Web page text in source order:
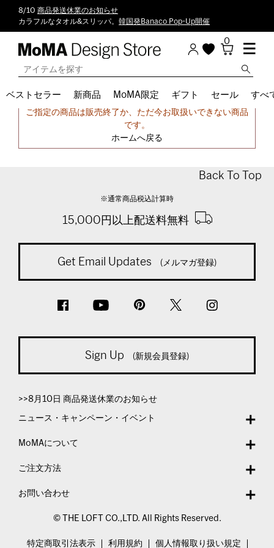
8/10 商品発送休業のお知らせ
カラフルなタオル&スリッパ。 韓国発Banaco Pop-Up開催
0
ベストセラー 新商品 MoMA限定 ギフト セール すべ
申し訳ございません。
ご指定の商品は販売終了か、ただ今お取扱いできない商品
です。
ホームへ戻る
Back To Top
※通常商品税込計算時
15,000円以上配送料無料
Get Email Updates (メルマガ登録)
Sign Up (新規会員登録)
>>8月10日 商品発送休業のお知らせ
ニュース・キャンペーン・イベント
MoMAについて
ご注文方法
お問い合わせ
© THE LOFT CO.,LTD. All Rights Reserved.
特定商取引法表示 利用規約 個人情報取り扱い規定